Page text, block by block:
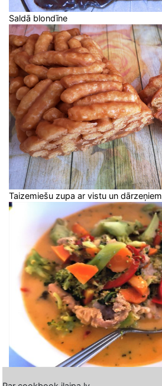
Saldā blondīne
Taizemiešu zupa ar vistu un dārzeņiem